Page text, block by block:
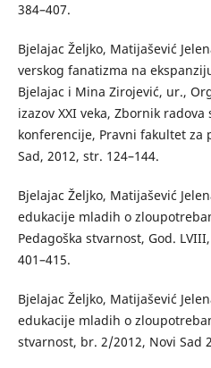
384–407.
Bjelajac Željko, Matijašević
verskog fanatizma na
Bjelajac i Mina Zirojević, ur.,
izazov XXI veka, Zbornik
konferencije, Pravni fakultet za
Sad, 2012, str. 124–144.
Bjelajac Željko, Matijašević
edukacije mladih o
Pedagoška stvarnost, God.
401–415.
Bjelajac Željko, Matijašević
edukacije mladih o
stvarnost, br. 2/2012, Novi Sad